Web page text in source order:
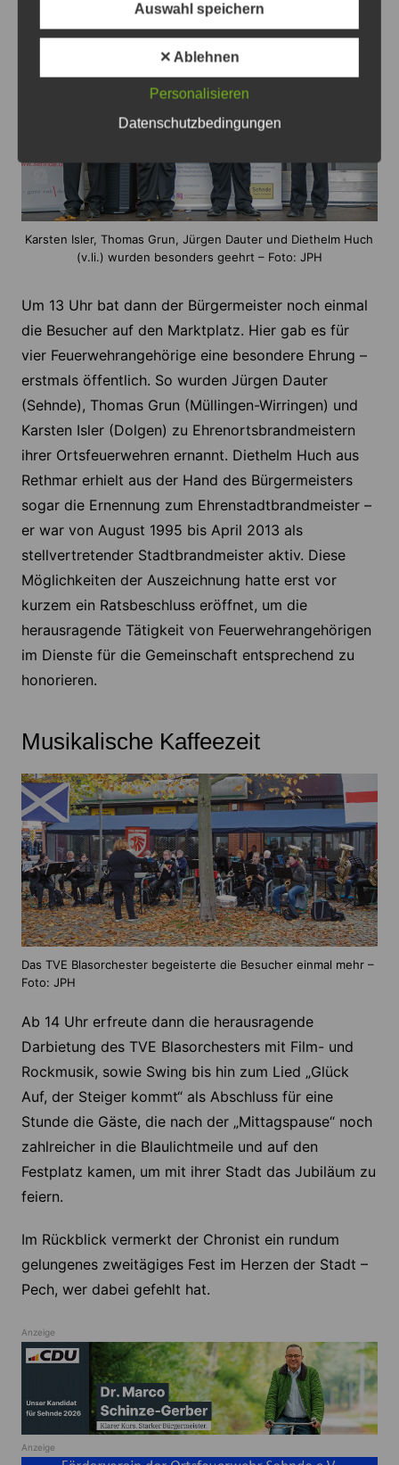
Karsten Isler, Thomas Grun, Jürgen Dauter und Diethelm Huch
(v.li.) wurden besonders geehrt – Foto: JPH
Um 13 Uhr bat dann der Bürgermeister noch einmal
die Besucher auf den Marktplatz. Hier gab es für
vier Feuerwehrangehörige eine besondere Ehrung –
erstmals öffentlich. So wurden Jürgen Dauter
(Sehnde), Thomas Grun (Müllingen-Wirringen) und
Karsten Isler (Dolgen) zu Ehrenortsbrandmeistern
ihrer Ortsfeuerwehren ernannt. Diethelm Huch aus
Rethmar erhielt aus der Hand des Bürgermeisters
sogar die Ernennung zum Ehrenstadtbrandmeister –
er war von August 1995 bis April 2013 als
stellvertretender Stadtbrandmeister aktiv. Diese
Möglichkeiten der Auszeichnung hatte erst vor
kurzem ein Ratsbeschluss eröffnet, um die
herausragende Tätigkeit von Feuerwehrangehörigen
im Dienste für die Gemeinschaft entsprechend zu
honorieren.
Musikalische Kaffeezeit
Das TVE Blasorchester begeisterte die Besucher einmal mehr –
Foto: JPH
Ab 14 Uhr erfreute dann die herausragende
Darbietung des TVE Blasorchesters mit Film- und
Rockmusik, sowie Swing bis hin zum Lied „Glück
Auf, der Steiger kommt“ als Abschluss für eine
Stunde die Gäste, die nach der „Mittagspause“ noch
zahlreicher in die Blaulichtmeile und auf den
Festplatz kamen, um mit ihrer Stadt das Jubiläum zu
feiern.
Im Rückblick vermerkt der Chronist ein rundum
gelungenes zweitägiges Fest im Herzen der Stadt –
Pech, wer dabei gefehlt hat.
Anzeige
Anzeige
Auswahl speichern
✕ Ablehnen
Personalisieren
Datenschutzbedingungen